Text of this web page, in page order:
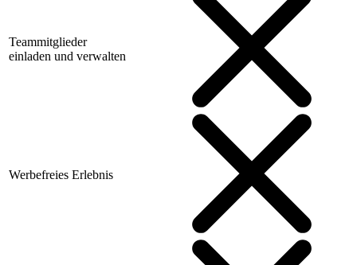
Teammitglieder
einladen und verwalten
Werbefreies Erlebnis